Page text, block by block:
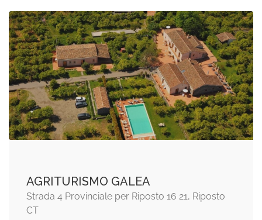
AGRITURISMO GALEA
Strada 4 Provinciale per Riposto 16 21, Riposto
CT